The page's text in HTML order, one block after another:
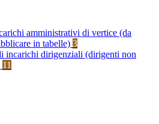
amministrativi di vertice (da
in tabelle) 3
incarichi dirigenziali (dirigenti non
11